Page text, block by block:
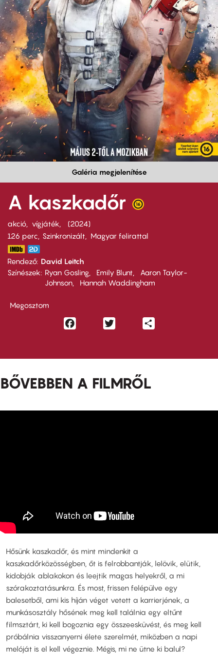
Galéria megjelenítése
A kaszkadőr
akció vígjáték
2024
126 perc,
Szinkronizált Magyar felirattal
Rendező David Leitch
Színészek
Ryan Gosling Emily Blunt
Aaron Taylor-
Johnson
Hannah Waddingham
Megosztom
Facebook
BŐVEBBEN A FILMRŐL
Hősünk kaszkadőr, és mint mindenkit a
kaszkadőrközösségben, őt is felrobbantják, lelövik, elütik,
kidobják ablakokon és leejtik magas helyekről, a mi
szórakoztatásunkra. És most, frissen felépülve egy
balesetből, ami kis híján véget vetett a karrierjének, a
munkásosztály hősének meg kell találnia egy eltűnt
filmsztárt, ki kell bogoznia egy összeesküvést, és meg kell
próbálnia visszanyerni élete szerelmét, miközben a napi
melóját is el kell végeznie. Mégis, mi ne ütne ki balul?